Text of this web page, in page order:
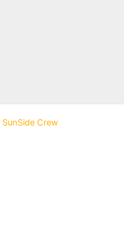
SunSide Crew